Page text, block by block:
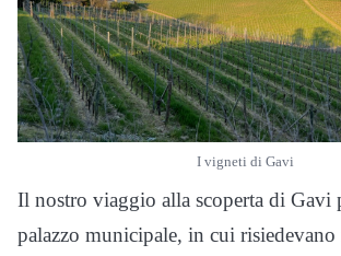
I vigneti di Gavi
Il nostro viaggio alla scoperta di Gavi
palazzo municipale, in cui